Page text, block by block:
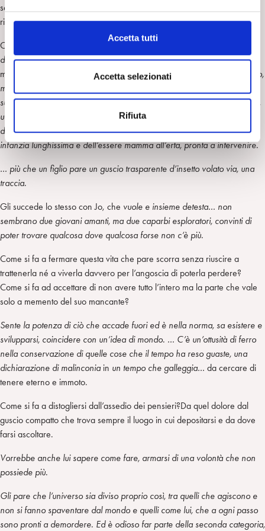
l
o
n
s
e
n
o
Accetta tutti
Accetta selezionati
Rifiuta
sentimenti che non sono più riconosciuti con umana benevolenza – e
ripulsa verso l’altro che ne è testimone.
Così se la madre
si avvicina senza annunciarsi e lo tocca, lui serra le
dita a pugno. Non mi scavare addosso con gli occhi, le risponde.La
madre
allora sospira e smette, di norma tace davanti alla stizza del figlio,
ma a volte si anima e si innervosisce per le sue frasi categoriche o le
sue sparizioni, non le sa tollerare. Ai suoi occhi c’è sempre un bambino,
un pezzo di carne appena partorito da difendere, da accudire. E le
difficoltà di Loris non fanno altro che consolidare quest’idea, della sua
infanzia lunghissima e dell’essere mamma all’erta, pronta a intervenire.
… più che un figlio pare un guscio trasparente d’insetto volato via, una
traccia.
Gli succede lo stesso con Jo, che vuole e insieme detesta… non
sembrano due giovani amanti, ma due caparbi esploratori, convinti di
poter trovare qualcosa dove qualcosa forse non c’è più.
Come si fa a fermare questa vita che pare scorra senza riuscire a
trattenerla né a viverla davvero per l’angoscia di poterla perdere?
Come si fa ad accettare di non avere tutto l’intero ma la parte che vale
solo a memento del suo mancante?
Sente la potenza di ciò che accade fuori ed è nella norma, sa esistere e
svilupparsi, coincidere con un’idea di mondo. … C’è un’ottusità di ferro
nella conservazione di quelle cose che il tempo ha reso guaste, una
dichiarazione di malinconia in un tempo che galleggia… da cercare di
tenere eterno e immoto.
Come si fa a distogliersi dall’assedio dei pensieri?Da quel dolore dal
guscio compatto che trova sempre il luogo in cui depositarsi e da dove
farsi ascoltare.
Vorrebbe anche lui sapere come fare, armarsi di una volontà che non
possiede più.
Gli pare che l’universo sia diviso proprio così, tra quelli che agiscono e
non si fanno spaventare dal mondo e quelli come lui, che a ogni passo
sono pronti a demordere. Ed è odioso far parte della seconda categoria,